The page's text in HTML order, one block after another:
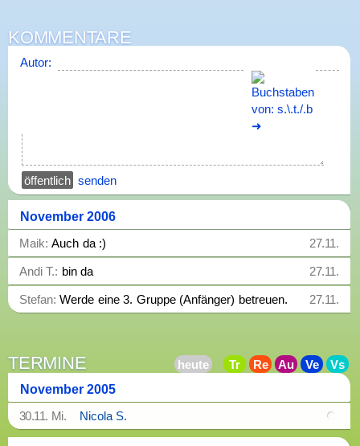
KOMMENTARE
Autor:
➜
senden
November 2006
27.11.
Maik:Auch da :)
27.11.
Andi T.: bin da
27.11.
Stefan:Werde eine 3. Gruppe (Anfänger) betreuen.
TERMINE
November 2005
30.11. Mi.
Nicola S.